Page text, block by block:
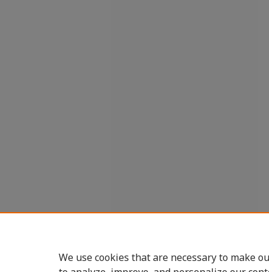
We use cookies that are necessary to make